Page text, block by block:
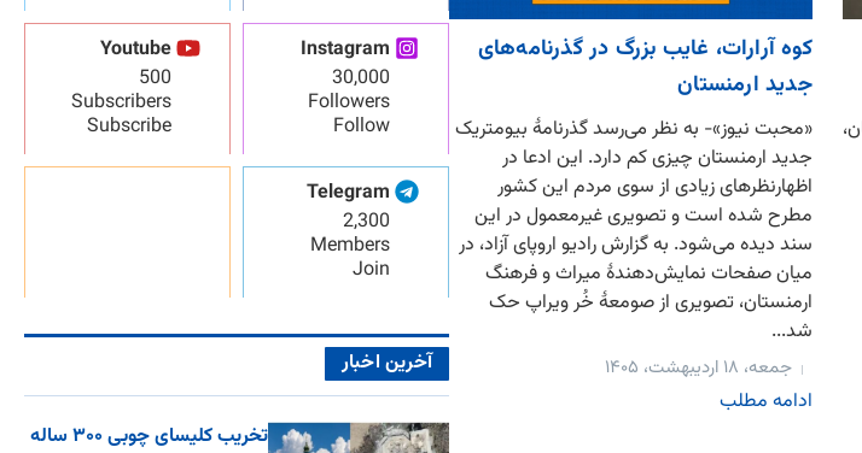
کوه آرارات، غایب بزرگ در گذرنامه‌های
جدید ارمنستان
«محبت نیوز»- به نظر می‌رسد گذرنامهٔ بیومتریک
جدید ارمنستان چیزی کم دارد. این ادعا در
اظهارنظرهای زیادی از سوی مردم این کشور
مطرح شده است و تصویری غیرمعمول در این
سند دیده می‌شود. به گزارش رادیو اروپای آزاد، در
میان صفحات نمایش‌دهندهٔ میراث و فرهنگ
ارمنستان، تصویری از صومعهٔ خُر ویراپ حک
شد...
جمعه، ۱۸ اردیبهشت، ۱۴۰۵
ادامه مطلب
Instagram
30,000
Followers
Follow
Youtube
500
Subscribers
Subscribe
Telegram
2,300
Members
Join
آخرین اخبار
تخریب کلیسای چوبی ۳۰۰ ساله